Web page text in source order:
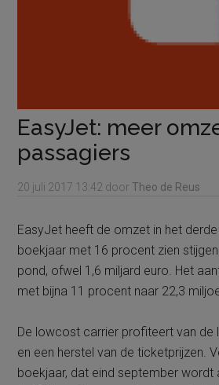
EasyJet: meer
passagiers
20 juli 2017 13:42 door Theo de Reus
EasyJet heeft de omzet in het
boekjaar met 16 procent zien
pond, ofwel 1,6 miljard euro. Het
met bijna 11 procent naar 22,3
De lowcost carrier profiteert van de
en een herstel van de ticketprijzen.
boekjaar, dat eind september